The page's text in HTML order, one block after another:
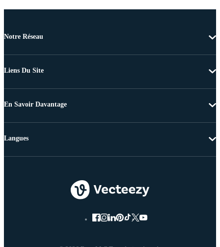
Notre Réseau
Liens Du Site
En Savoir Davantage
Langues